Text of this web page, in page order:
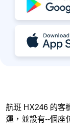
航班 HX246 的客
運，並設有--個座